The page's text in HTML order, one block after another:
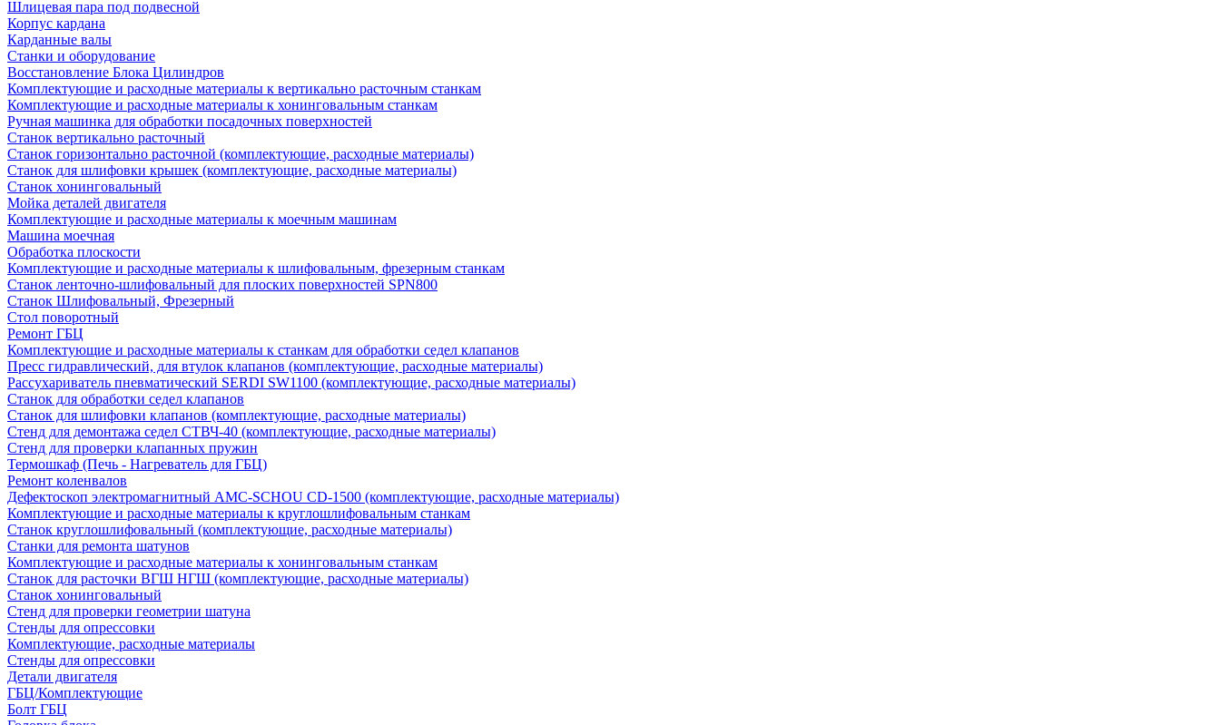
Шлицевая пара под подвесной
Корпус кардана
Карданные валы
Станки и оборудование
Восстановление Блока Цилиндров
Комплектующие и расходные материалы к вертикально расточным станкам
Комплектующие и расходные материалы к хонинговальным станкам
Ручная машинка для обработки посадочных поверхностей
Станок вертикально расточный
Станок горизонтально расточной (комплектующие, расходные материалы)
Станок для шлифовки крышек (комплектующие, расходные материалы)
Станок хонинговальный
Мойка деталей двигателя
Комплектующие и расходные материалы к моечным машинам
Машина моечная
Обработка плоскости
Комплектующие и расходные материалы к шлифовальным, фрезерным станкам
Станок ленточно-шлифовальный для плоских поверхностей SPN800
Станок Шлифовальный, Фрезерный
Стол поворотный
Ремонт ГБЦ
Комплектующие и расходные материалы к станкам для обработки седел клапанов
Пресс гидравлический, для втулок клапанов (комплектующие, расходные материалы)
Рассухариватель пневматический SERDI SW1100 (комплектующие, расходные материалы)
Станок для обработки седел клапанов
Станок для шлифовки клапанов (комплектующие, расходные материалы)
Стенд для демонтажа седел СТВЧ-40 (комплектующие, расходные материалы)
Стенд для проверки клапанных пружин
Термошкаф (Печь - Нагреватель для ГБЦ)
Ремонт коленвалов
Дефектоскоп электромагнитный AMC-SCHOU CD-1500 (комплектующие, расходные материалы)
Комплектующие и расходные материалы к круглошлифовальным станкам
Станок круглошлифовальный (комплектующие, расходные материалы)
Станки для ремонта шатунов
Комплектующие и расходные материалы к хонинговальным станкам
Станок для расточки ВГШ НГШ (комплектующие, расходные материалы)
Станок хонинговальный
Стенд для проверки геометрии шатуна
Стенды для опрессовки
Комплектующие, расходные материалы
Стенды для опрессовки
Детали двигателя
ГБЦ/Комплектующие
Болт ГБЦ